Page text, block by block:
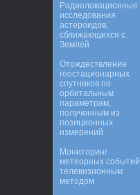
Радиолокационные
исследования
астероидов,
сближающихся с
Землей
Отождествление
геостационарных
спутников по
орбитальным
параметрам,
полученным из
позиционных
измерений
Мониторинг
метеорных событий
телевизионным
методом